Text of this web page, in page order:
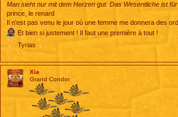
Man sieht nur mit dem Herzen gut. Das Wesentliche ist
prince, le renard
Il n'est pas venu le jour où une femme me donnera des
Et bien si justement ! Il faut une première à tout !
Tyrias
Xia
Grand Condor